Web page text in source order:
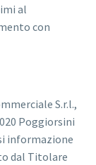
al
con
S.r.l.,
Poggiorsini
informazione
dal Titolare